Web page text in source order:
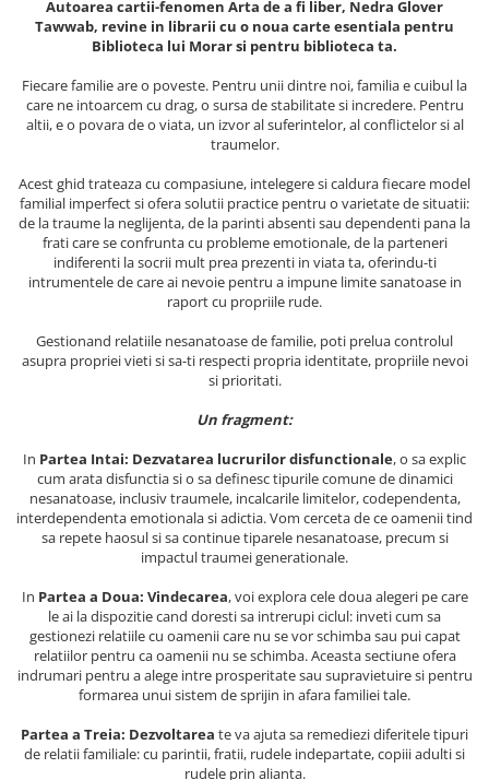
Diete
Gastronomik
Masaj
MedConnect
Medicina Pentru Toti
SealfHealing
Sport
Starea de bine
AudioBook
Beletristica
Carti pentru Adolescenti, Young
Adult
Crime, Thriller, Mistery
Literatura Romana
Literatura Universala
Poezie
Romane de dragoste, Carti
romantice
Senzatii/Erotic
Autoarea cartii-fenomen Arta de a fi liber, Nedra Glover
Tawwab, revine in librarii cu o noua carte esentiala pentru
Biblioteca lui Morar si pentru biblioteca ta.
Fiecare familie are o poveste. Pentru unii dintre noi, familia e cuibul la
care ne intoarcem cu drag, o sursa de stabilitate si incredere. Pentru
altii, e o povara de o viata, un izvor al suferintelor, al conflictelor si al
traumelor.
Acest ghid trateaza cu compasiune, intelegere si caldura fiecare model
familial imperfect si ofera solutii practice pentru o varietate de situatii:
de la traume la neglijenta, de la parinti absenti sau dependenti pana la
frati care se confrunta cu probleme emotionale, de la parteneri
indiferenti la socrii mult prea prezenti in viata ta, oferindu-ti
intrumentele de care ai nevoie pentru a impune limite sanatoase in
raport cu propriile rude.
Gestionand relatiile nesanatoase de familie, poti prelua controlul
asupra propriei vieti si sa-ti respecti propria identitate, propriile nevoi
si prioritati.
Un fragment:
In Partea Intai: Dezvatarea lucrurilor disfunctionale, o sa explic
cum arata disfunctia si o sa definesc tipurile comune de dinamici
nesanatoase, inclusiv traumele, incalcarile limitelor, codependenta,
interdependenta emotionala si adictia. Vom cerceta de ce oamenii tind
sa repete haosul si sa continue tiparele nesanatoase, precum si
impactul traumei generationale.
In Partea a Doua: Vindecarea, voi explora cele doua alegeri pe care
le ai la dispozitie cand doresti sa intrerupi ciclul: inveti cum sa
gestionezi relatiile cu oamenii care nu se vor schimba sau pui capat
relatiilor pentru ca oamenii nu se schimba. Aceasta sectiune ofera
indrumari pentru a alege intre prosperitate sau supravietuire si pentru
formarea unui sistem de sprijin in afara familiei tale.
Partea a Treia: Dezvoltarea te va ajuta sa remediezi diferitele tipuri
de relatii familiale: cu parintii, fratii, rudele indepartate, copiii adulti si
rudele prin alianta.